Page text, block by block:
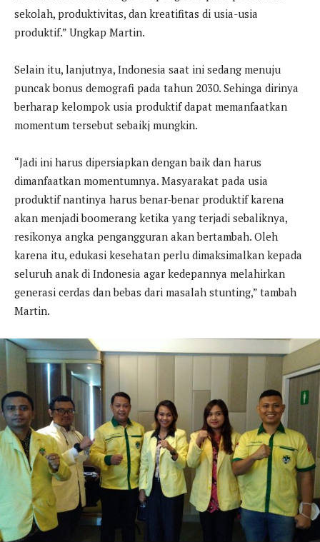
sekolah, produktivitas, dan kreatifitas di usia-usia
produktif.” Ungkap Martin.
Selain itu, lanjutnya, Indonesia saat ini sedang menuju
puncak bonus demografi pada tahun 2030. Sehinga dirinya
berharap kelompok usia produktif dapat memanfaatkan
momentum tersebut sebaikj mungkin.
“Jadi ini harus dipersiapkan dengan baik dan harus
dimanfaatkan momentumnya. Masyarakat pada usia
produktif nantinya harus benar-benar produktif karena
akan menjadi boomerang ketika yang terjadi sebaliknya,
resikonya angka pengangguran akan bertambah. Oleh
karena itu, edukasi kesehatan perlu dimaksimalkan kepada
seluruh anak di Indonesia agar kedepannya melahirkan
generasi cerdas dan bebas dari masalah stunting,” tambah
Martin.